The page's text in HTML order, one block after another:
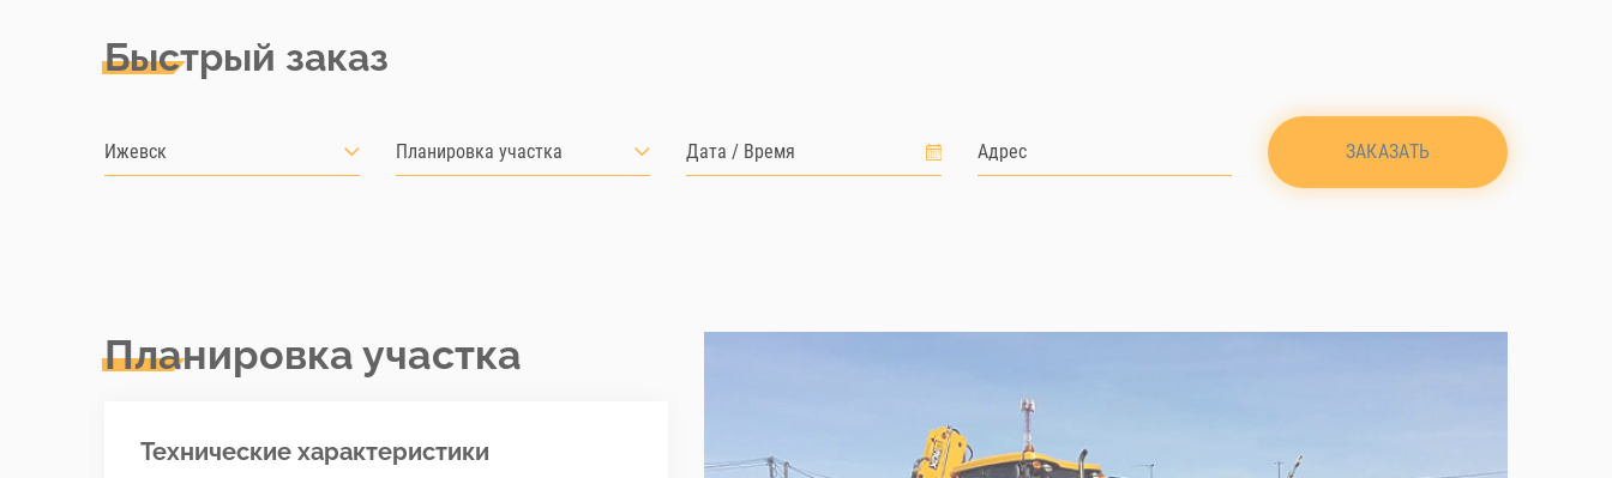
Быстрый заказ
Ижевск Планировка участка ЗАКАЗАТЬ
Планировка участка
Технические характеристики